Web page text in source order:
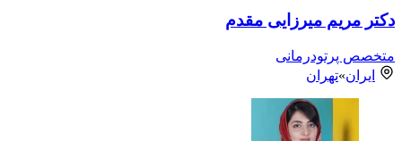
دکتر مریم میرزایی مقدم
متخصص پرتودرمانی
ایران»تهران